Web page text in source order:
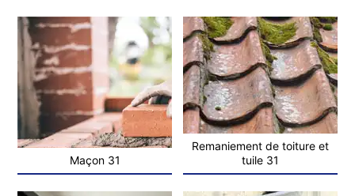
Maçon 31
Remaniement de toiture et
tuile 31